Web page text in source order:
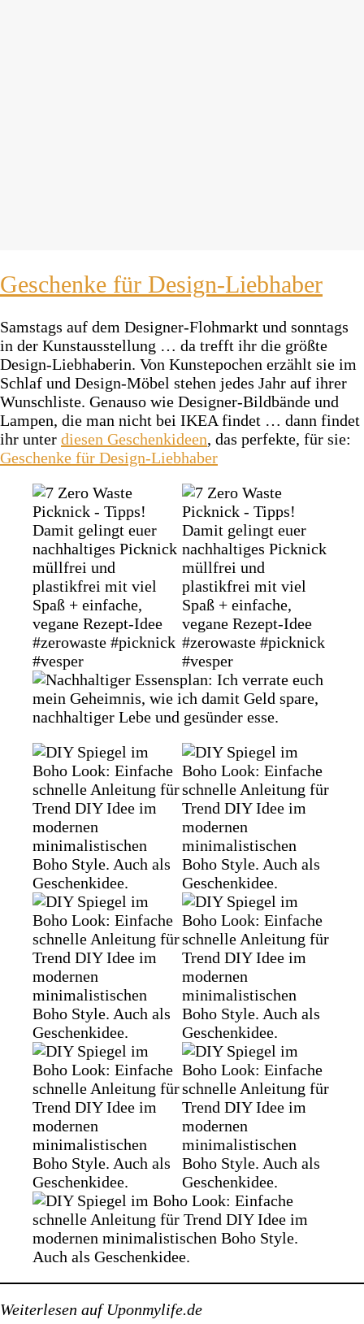
Geschenke für Design-Liebhaber
Samstags auf dem Designer-Flohmarkt und sonntags
in der Kunstausstellung … da trefft ihr die größte
Design-Liebhaberin. Von Kunstepochen erzählt sie im
Schlaf und Design-Möbel stehen jedes Jahr auf ihrer
Wunschliste. Genauso wie Designer-Bildbände und
Lampen, die man nicht bei IKEA findet … dann findet
ihr unter diesen Geschenkideen, das perfekte, für sie:
Geschenke für Design-Liebhaber
Weiterlesen auf Uponmylife.de